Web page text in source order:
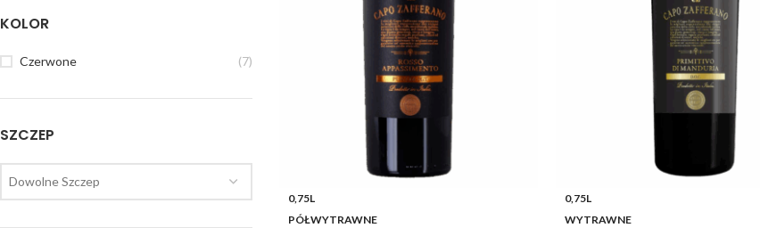
KOLOR
Czerwone (7)
SZCZEP
Dowolne Szczep
0,75L
PÓŁWYTRAWNE
0,75L
WYTRAWNE